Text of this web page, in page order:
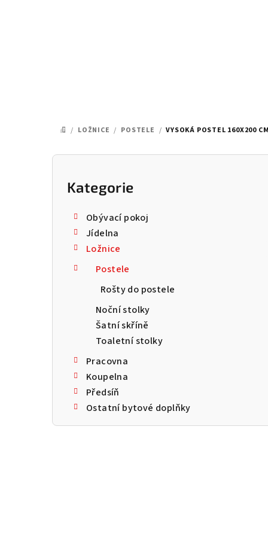
DOMŮ
/ LOŽNICE / POSTELE / VYSOKÁ POSTEL 160X200
P
Přeskočit
kategorie
Kategorie
Obývací pokoj
Jídelna
Ložnice
Postele
Rošty do postele
Noční stolky
Šatní skříně
Toaletní stolky
Pracovna
Koupelna
Předsíň
Ostatní bytové doplňky